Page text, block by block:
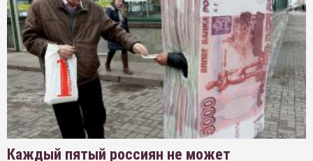
Каждый пятый россиян не может